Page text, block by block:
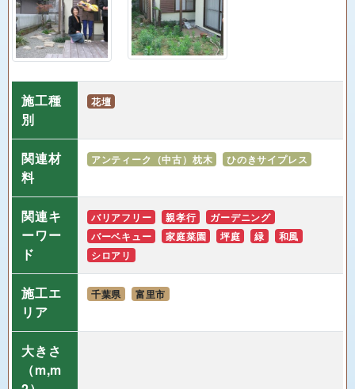
別
関連材
料
関連キ
ーワー
ド
バーベキュー
家庭菜園 坪庭 緑
シロアリ
施工エ
リア
千葉県 富里市
大きさ
（m,m
2）